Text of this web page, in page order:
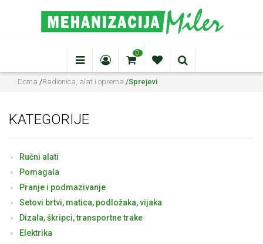
0
Doma /Radionica, alat i oprema /Sprejevi
KATEGORIJE
Ručni alati
Pomagala
Pranje i podmazivanje
Setovi brtvi, matica, podložaka, vijaka
Dizala, škripci, transportne trake
Elektrika